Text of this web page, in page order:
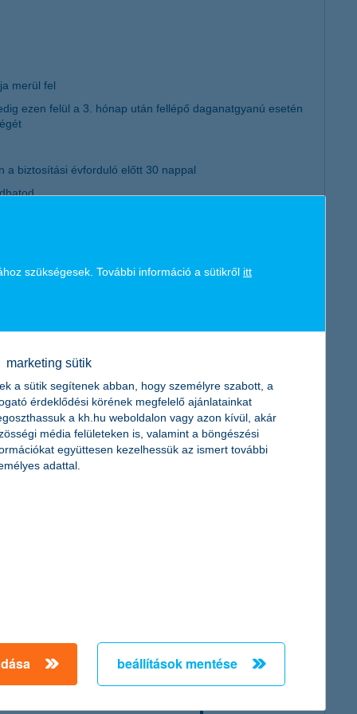
merül fel
ezen felül a 3. hónap után fellépő daganatgyanú esetén
a biztosítási évforduló előtt 30 nappal
szükségesek. További információ a sütikről itt
marketing sütik
a sütik segítenek abban, hogy személyre szabott, a
érdeklődési körének megfelelő ajánlatainkat
a kh.hu weboldalon vagy azon kívül, akár
média felületeken is, valamint a böngészési
együttesen kezelhessük az ismert további
adattal.
beállítások mentése